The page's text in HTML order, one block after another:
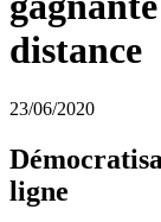
distance
23/06/2020
ligne